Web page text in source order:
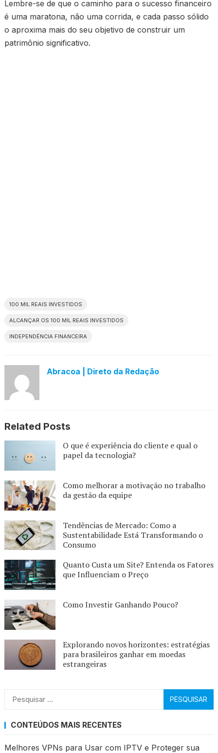
Lembre-se de que o caminho para o sucesso financeiro
é uma maratona, não uma corrida, e cada passo sólido
o aproxima mais do seu objetivo de construir um
patrimônio significativo.
100 MIL REAIS INVESTIDOS
ALCANÇAR OS 100 MIL REAIS INVESTIDOS
INDEPENDÊNCIA FINANCEIRA
Abracoa | Direto da Redação
Related Posts
O que é experiência do cliente e qual o
papel da tecnologia?
Como melhorar a motivação no trabalho
da gestão da equipe
Tendências de Mercado: Como a
Sustentabilidade Está Transformando o
Consumo
Quanto Custa um Site? Entenda os Fatores
que Influenciam o Preço
Como Investir Ganha​ndo Pouco?
Explorando novos horizontes: estratégias
para brasileiros ganhar em moedas
estrangeiras
Pesquisar
CONTEÚDOS MAIS RECENTES
Melhores VPNs para Usar com IPTV e Proteger sua